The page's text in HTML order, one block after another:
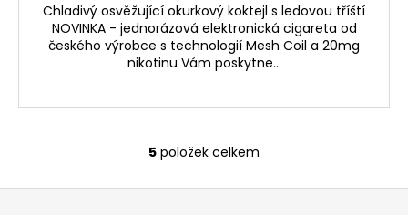
Chladivý osvěžující okurkový koktejl s ledovou tříští
NOVINKA - jednorázová elektronická cigareta od
českého výrobce s technologií Mesh Coil a 20mg
nikotinu Vám poskytne...
O
v
5 položek celkem
Z